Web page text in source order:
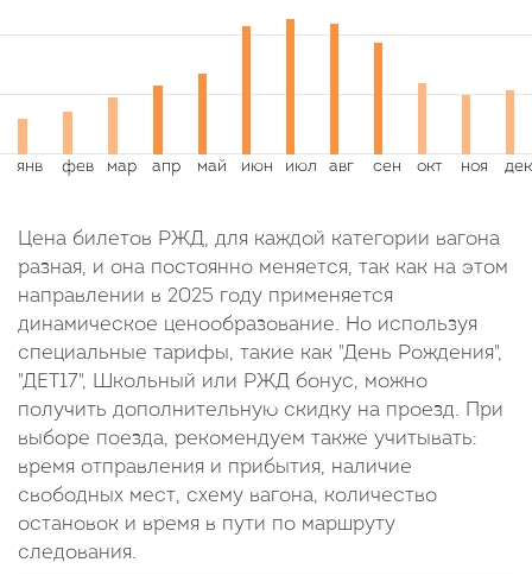
Цена билетов РЖД, для каждой категории вагона
разная, и она постоянно меняется, так как на этом
направлении в 2025 году применяется
динамическое ценообразование. Но используя
специальные тарифы, такие как "День Рождения",
"ДЕТ17", Школьный или РЖД бонус, можно
получить дополнительную скидку на проезд. При
выборе поезда, рекомендуем также учитывать:
время отправления и прибытия, наличие
свободных мест, схему вагона, количество
остановок и время в пути по маршруту
следования.